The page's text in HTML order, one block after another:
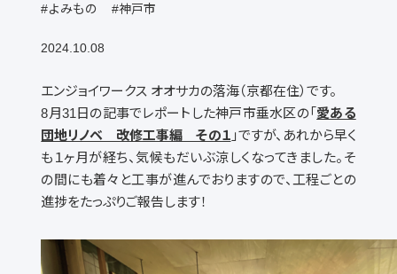
#よみもの #神戸市
2024.10.08
エンジョイワークス オオサカの落海（京都在住）です。
8月31 日の記事でレポートした神戸市垂水区の「 愛ある
団地リノベ 改修工事編 その１ 」ですが、あれから早く
も１ヶ月が経ち、気候もだいぶ涼しくなってきました。そ
の間にも着々と工事が進んでおりますので、工程ごとの
進捗をたっぷりご報告します！